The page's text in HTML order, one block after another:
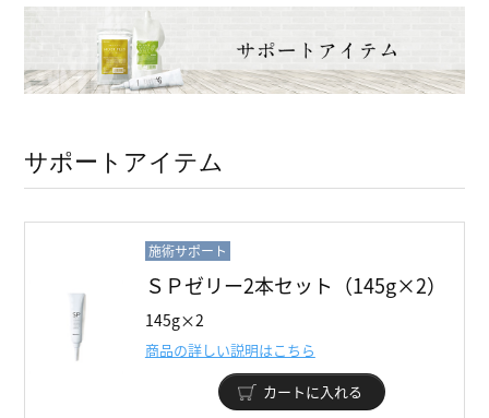
サポートアイテム
施術サポート
ＳＰゼリー2本セット（145g×2）
145g×2
商品の詳しい説明はこちら
カートに入れる